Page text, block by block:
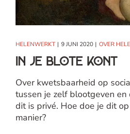
HELENWERKT 9 JUNI 2020 OVER
In je blote kont
Over kwetsbaarheid op
tussen je zelf blootgeven en
dit is privé. Hoe doe je dit
manier?